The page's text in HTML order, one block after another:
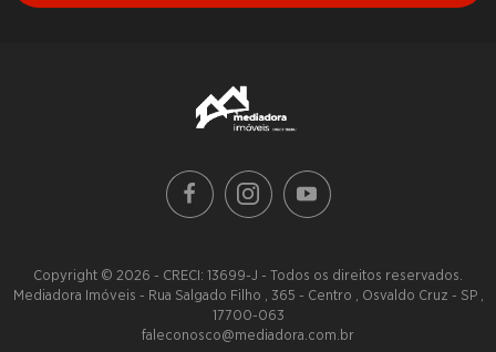
Copyright © 2026 - CRECI: 13699-J - Todos os direitos reservados.
Mediadora Imóveis - Rua Salgado Filho , 365 - Centro , Osvaldo Cruz - SP ,
17700-063
faleconosco@mediadora.com.br